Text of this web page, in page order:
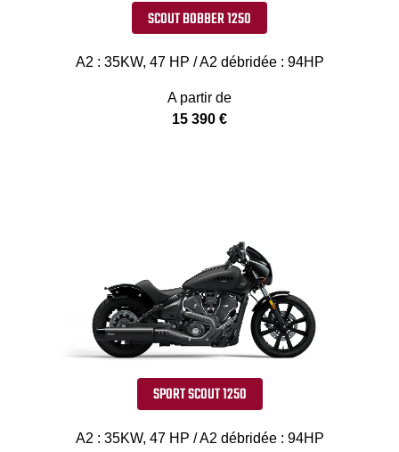
SCOUT BOBBER 1250
A2 : 35KW, 47 HP / A2 débridée : 94HP
A partir de
15 390 €
SPORT SCOUT 1250
A2 : 35KW, 47 HP / A2 débridée : 94HP